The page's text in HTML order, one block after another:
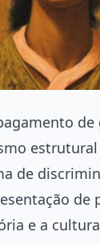
de
de
e a